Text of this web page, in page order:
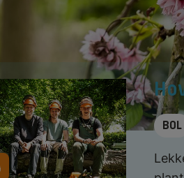
gevonden
BOL